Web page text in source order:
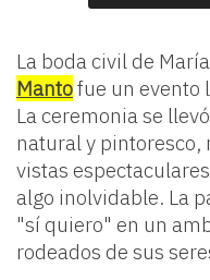
La boda civil de
Mantofue un evento
La ceremonia se
natural y pintoresco,
vistas
algo inolvidable. La
"sí quiero" en un
rodeados de sus